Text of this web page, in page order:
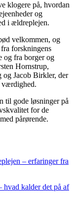
klogere på, hvordan
og
i ældreplejen.
velkommen, og
forskningens
og fra borger og
Hornstrup,
og Jacob Birkler, der
værdighed.
til gode løsninger på
for de
pårørende.
– erfaringer fra
kalder det på af